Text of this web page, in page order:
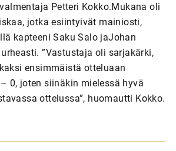
Petteri Kokko.Mukana oli
jotka esiintyivät mainiosti,
kapteeni Saku Salo jaJohan
”Vastustaja oli sarjakärki,
ensimmäistä otteluaan
0, joten siinäkin mielessä hyvä
ottelussa”, huomautti Kokko.